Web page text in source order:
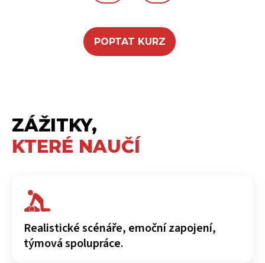
POPTAT KURZ
ZÁŽITKY,
KTERÉ NAUČÍ
Realistické scénáře, emoční zapojení,
týmová spolupráce.